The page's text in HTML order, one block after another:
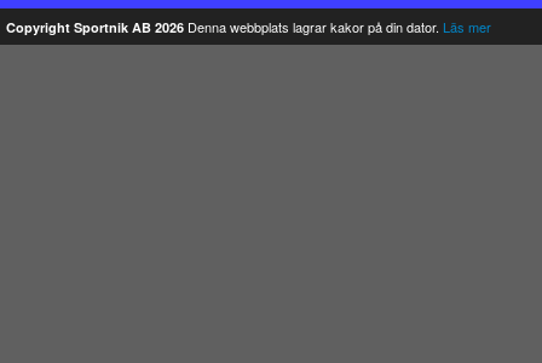
Copyright Sportnik AB 2026 Denna webbplats lagrar kakor på din dator. Läs mer